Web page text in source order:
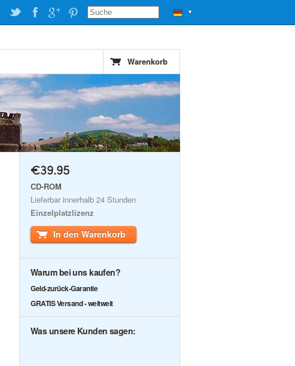
▼
Warenkorb
€39.95
CD-ROM
Lieferbar innerhalb 24 Stunden
Einzelplatzlizenz
In den Warenkorb
Warum bei uns kaufen?
Geld-zurück-Garantie
GRATIS Versand - weltweit
Was unsere Kunden sagen: